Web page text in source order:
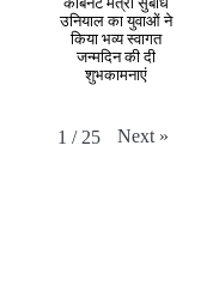
उनियाल का युवाओं ने
किया भव्य स्वागत
जन्मदिन की दी
शुभकामनाएं
1 / 25 Next »